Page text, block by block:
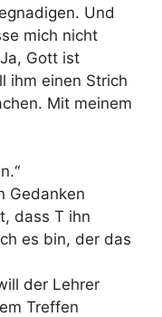
Und
mich nicht
Gott ist
ihm einen Strich
Mit meinem
Gedanken
dass T ihn
es bin, der das
der Lehrer
Treffen